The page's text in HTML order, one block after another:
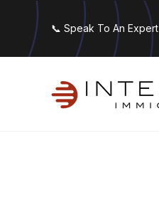
📞 Speak To An Expert